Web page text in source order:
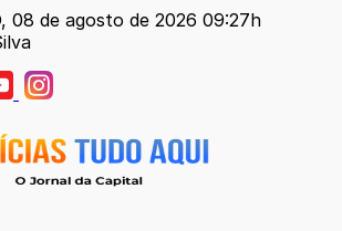
08 de agosto de 2026 09:27h